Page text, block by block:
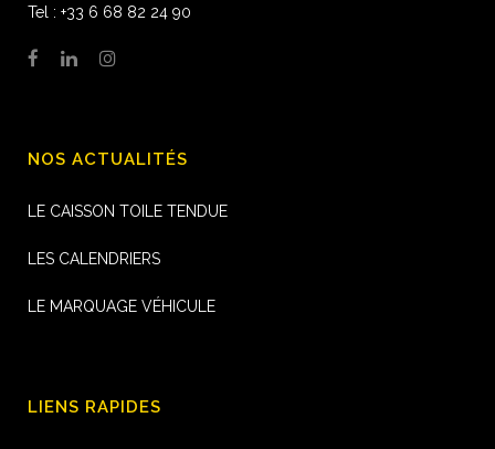
Tel : +33 6 68 82 24 90
NOS ACTUALITÉS
LE CAISSON TOILE TENDUE
LES CALENDRIERS
LE MARQUAGE VÉHICULE
LIENS RAPIDES